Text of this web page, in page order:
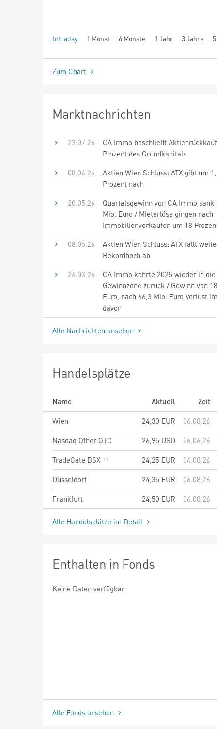
Intraday 1 Monat 6 Monate 1 Jahr 3 Jahre
seit Beginn
Zum Chart
Marktnachrichten
23.07.26
CA Immo beschließt
Prozent des Grundkapitals
08.06.26
Aktien Wien Schluss: ATX gibt um
Prozent nach
20.05.26
Quartalsgewinn von CA Immo sank
Mio. Euro / Mieterlöse gingen nach
Immobilienverkäufen um 18
08.05.26
Aktien Wien Schluss: ATX fällt
Rekordhoch ab
26.03.26
CA Immo kehrte 2025 wieder in die
Gewinnzone zurück / Gewinn von
Euro, nach 66,3 Mio. Euro Verlust
davor
Alle Nachrichten ansehen
Handelsplätze
Name Aktuell
Zeit
Wien
24,30 EUR
06.08.26
Nasdaq Other OTC
26,95 USD
26.06.26
TradeGate BSX
24,25 EUR
06.08.26
Düsseldorf
24,35 EUR
06.08.26
Frankfurt
24,50 EUR 06.08.26
Alle Handelsplätze im Detail
Enthalten in Fonds
Keine Daten verfügbar
Alle Fonds ansehen